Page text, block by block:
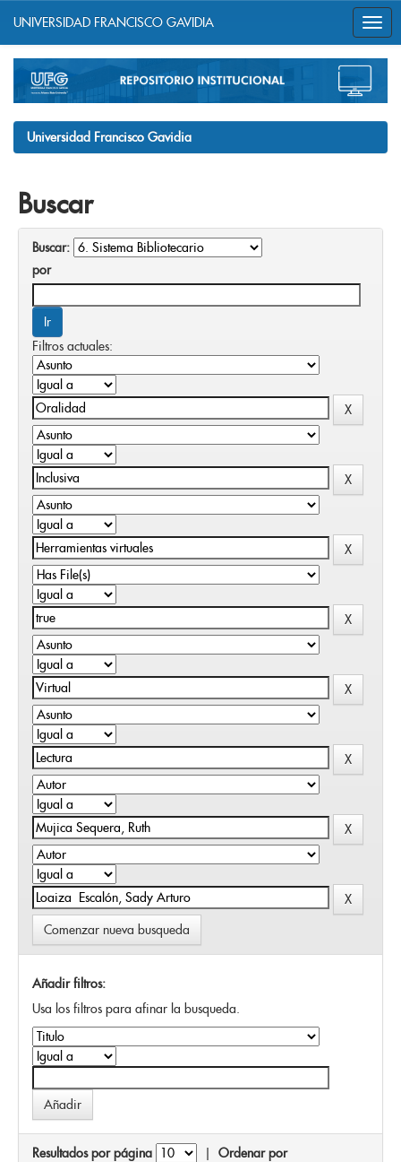
navigation
UNIVERSIDAD FRANCISCO GAVIDIA
Universidad Francisco Gavidia
Buscar
Buscar:
por
Filtros actuales:
Comenzar nueva busqueda
Añadir filtros:
Usa los filtros para afinar la busqueda.
Resultados por página | Ordenar por